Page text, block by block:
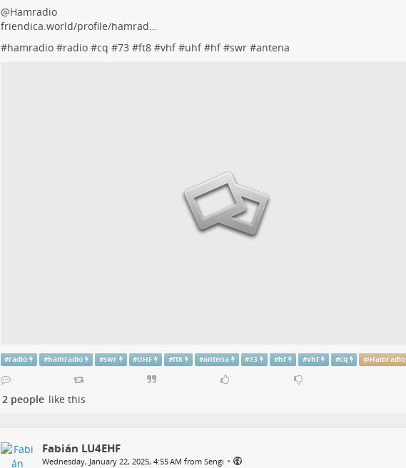
@Hamradio
friendica.world/profile/hamrad…
#hamradio#radio#cq #73 #ft8#vhf#uhf#hf#swr#antena
#radio #hamradio #swr #UHF #ft8 #antena #73 #hf #vhf #cq @Hamradio
2 people like this
Fabián LU4EHF
Wednesday, January 22, 2025, 4:55 AM from Sengi •